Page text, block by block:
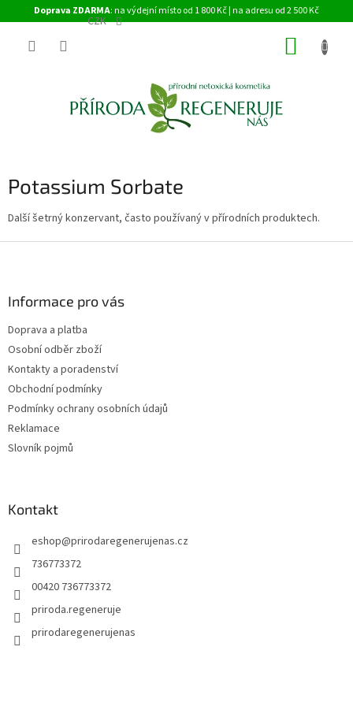
na
Doprava ZDARMA: na výdejní místo od 1 800 Kč | na adresu od 2 500 Kč
CZK
Potassium Sorbate
Další šetrný konzervant, často používaný v přírodních produktech.
Informace pro vás
Doprava a platba
Osobní odběr zboží
Kontakty a poradenství
Obchodní podmínky
Podmínky ochrany osobních údajů
Reklamace
Slovník pojmů
Kontakt
eshop@prirodaregenerujenas.cz
736773372
00420 736773372
priroda.regeneruje
prirodaregenerujenas